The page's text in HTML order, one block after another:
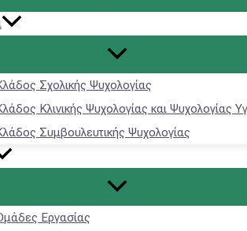
Σχολικής Ψυχολογίας
Κλινικής Ψυχολογίας και Ψυχολογίας
Συμβουλευτικής Ψυχολογίας
Εργασίας